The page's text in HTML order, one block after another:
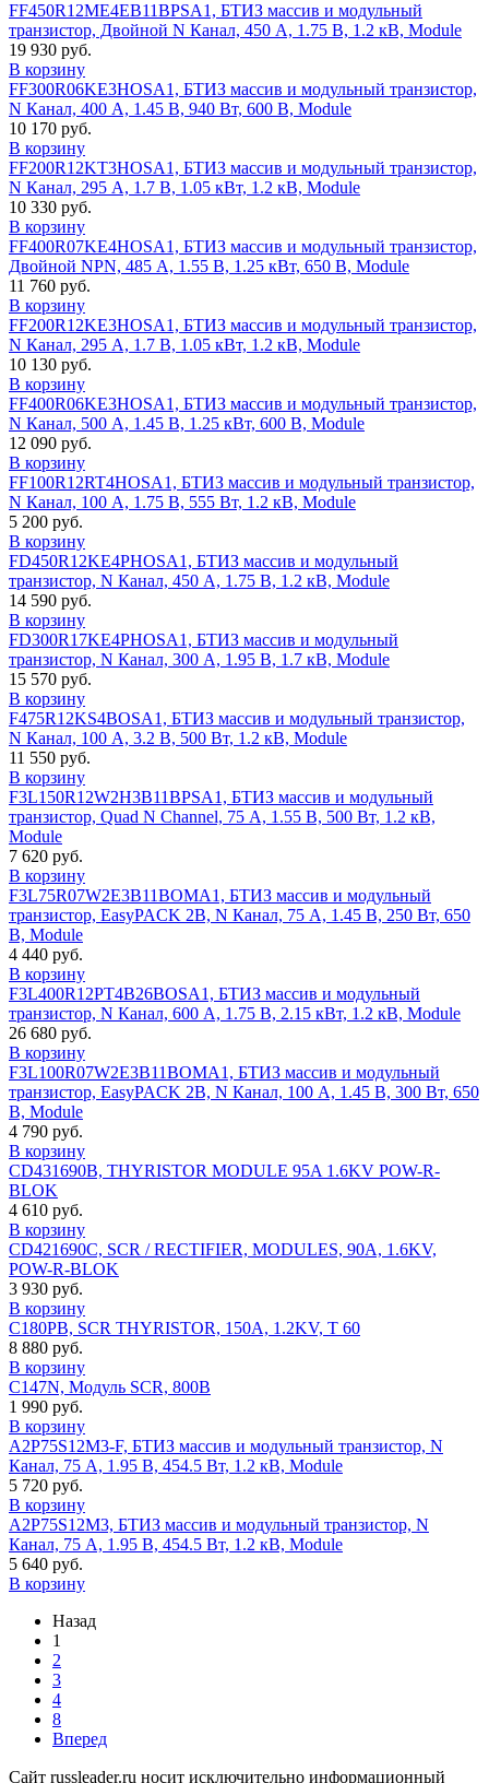
FF450R12ME4EB11BPSA1, БТИЗ массив и модульный
транзистор, Двойной N Канал, 450 А, 1.75 В, 1.2 кВ, Module
19 930 руб.
В корзину
FF300R06KE3HOSA1, БТИЗ массив и модульный транзистор,
N Канал, 400 А, 1.45 В, 940 Вт, 600 В, Module
10 170 руб.
В корзину
FF200R12KT3HOSA1, БТИЗ массив и модульный транзистор,
N Канал, 295 А, 1.7 В, 1.05 кВт, 1.2 кВ, Module
10 330 руб.
В корзину
FF400R07KE4HOSA1, БТИЗ массив и модульный транзистор,
Двойной NPN, 485 А, 1.55 В, 1.25 кВт, 650 В, Module
11 760 руб.
В корзину
FF200R12KE3HOSA1, БТИЗ массив и модульный транзистор,
N Канал, 295 А, 1.7 В, 1.05 кВт, 1.2 кВ, Module
10 130 руб.
В корзину
FF400R06KE3HOSA1, БТИЗ массив и модульный транзистор,
N Канал, 500 А, 1.45 В, 1.25 кВт, 600 В, Module
12 090 руб.
В корзину
FF100R12RT4HOSA1, БТИЗ массив и модульный транзистор,
N Канал, 100 А, 1.75 В, 555 Вт, 1.2 кВ, Module
5 200 руб.
В корзину
FD450R12KE4PHOSA1, БТИЗ массив и модульный
транзистор, N Канал, 450 А, 1.75 В, 1.2 кВ, Module
14 590 руб.
В корзину
FD300R17KE4PHOSA1, БТИЗ массив и модульный
транзистор, N Канал, 300 А, 1.95 В, 1.7 кВ, Module
15 570 руб.
В корзину
F475R12KS4BOSA1, БТИЗ массив и модульный транзистор,
N Канал, 100 А, 3.2 В, 500 Вт, 1.2 кВ, Module
11 550 руб.
В корзину
F3L150R12W2H3B11BPSA1, БТИЗ массив и модульный
транзистор, Quad N Channel, 75 А, 1.55 В, 500 Вт, 1.2 кВ,
Module
7 620 руб.
В корзину
F3L75R07W2E3B11BOMA1, БТИЗ массив и модульный
транзистор, EasyPACK 2B, N Канал, 75 А, 1.45 В, 250 Вт, 650
В, Module
4 440 руб.
В корзину
F3L400R12PT4B26BOSA1, БТИЗ массив и модульный
транзистор, N Канал, 600 А, 1.75 В, 2.15 кВт, 1.2 кВ, Module
26 680 руб.
В корзину
F3L100R07W2E3B11BOMA1, БТИЗ массив и модульный
транзистор, EasyPACK 2B, N Канал, 100 А, 1.45 В, 300 Вт, 650
В, Module
4 790 руб.
В корзину
CD431690B, THYRISTOR MODULE 95A 1.6KV POW-R-
BLOK
4 610 руб.
В корзину
CD421690C, SCR / RECTIFIER, MODULES, 90A, 1.6KV,
POW-R-BLOK
3 930 руб.
В корзину
C180PB, SCR THYRISTOR, 150A, 1.2KV, T 60
8 880 руб.
В корзину
C147N, Модуль SCR, 800В
1 990 руб.
В корзину
A2P75S12M3-F, БТИЗ массив и модульный транзистор, N
Канал, 75 А, 1.95 В, 454.5 Вт, 1.2 кВ, Module
5 720 руб.
В корзину
A2P75S12M3, БТИЗ массив и модульный транзистор, N
Канал, 75 А, 1.95 В, 454.5 Вт, 1.2 кВ, Module
5 640 руб.
В корзину
Назад
1
2
3
4
8
Вперед
Сайт russleader.ru носит исключительно информационный